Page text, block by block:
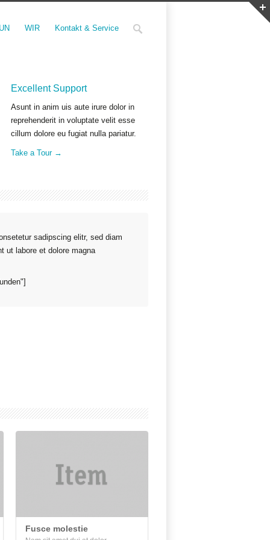
WIR Kontakt & Service
Excellent Support
Asunt in anim uis aute irure dolor in
reprehenderit in voluptate velit esse
cillum dolore eu fugiat nulla pariatur.
Take a Tour →
sadipscing elitr, sed diam
ut labore et dolore magna
Fusce molestie